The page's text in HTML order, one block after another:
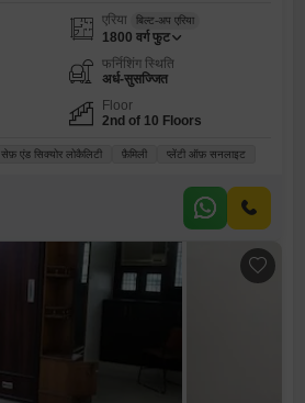
एरिया बिल्ट-अप एरिया
1800 वर्ग फुट
फर्निशिंग स्थिति
अर्ध-सुसज्जित
Floor
2nd of 10 Floors
सेफ़ एंड सिक्योर लोकैलिटी फ़ैमिली प्लेंटी ऑफ़ सनलाइट